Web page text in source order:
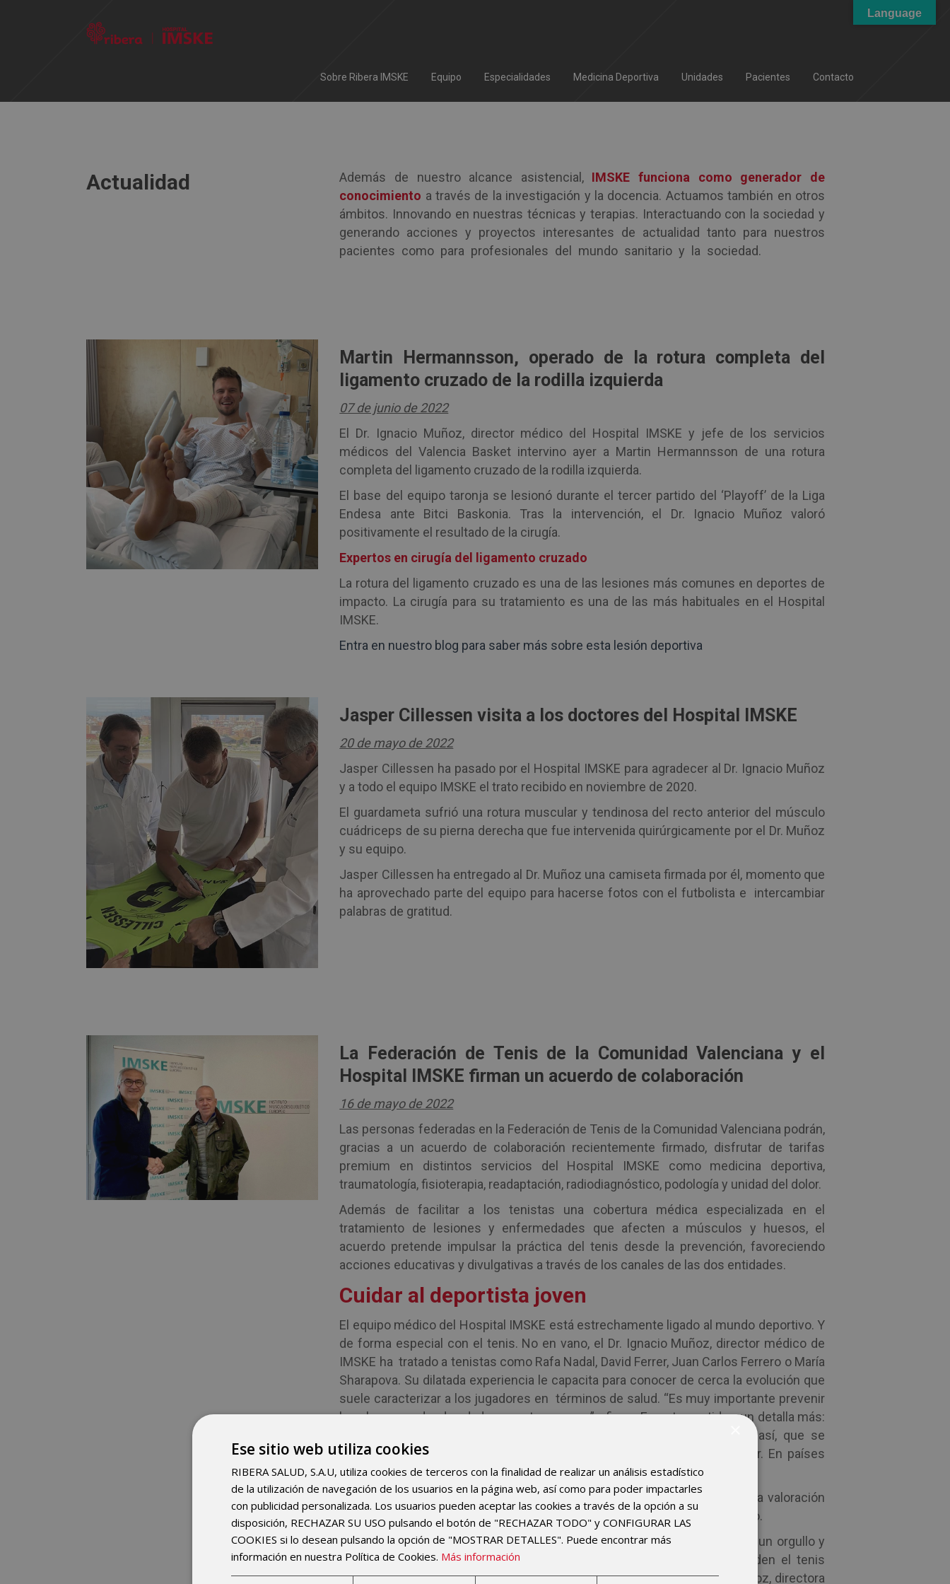
Sobre Ribera IMSKE Equipo Especialidades Medicina Deportiva Unidades Pacientes Contacto
Actualidad Además de nuestro alcance asistencial, IMSKE funciona como generador de
conocimiento a través de la investigación y la docencia. Actuamos también en otros
ámbitos. Innovando en nuestras técnicas y terapias. Interactuando con la sociedad y
generando acciones y proyectos interesantes de actualidad tanto para nuestros
pacientes como para profesionales del mundo sanitario y la sociedad.
Martin Hermannsson, operado de la rotura completa del
ligamento cruzado de la rodilla izquierda
07 de junio de 2022
El Dr. Ignacio Muñoz, director médico del Hospital IMSKE y jefe de los servicios
médicos del Valencia Basket intervino ayer a Martin Hermannsson de una rotura
completa del ligamento cruzado de la rodilla izquierda.
El base del equipo taronja se lesionó durante el tercer partido del ‘Playoff’ de la Liga
Endesa ante Bitci Baskonia. Tras la intervención, el Dr. Ignacio Muñoz valoró
positivamente el resultado de la cirugía.
Expertos en cirugía del ligamento cruzado
La rotura del ligamento cruzado es una de las lesiones más comunes en deportes de
impacto. La cirugía para su tratamiento es una de las más habituales en el Hospital
IMSKE.
Entra en nuestro blog para saber más sobre esta lesión deportiva
Jasper Cillessen visita a los doctores del Hospital IMSKE
20 de mayo de 2022
Jasper Cillessen ha pasado por el Hospital IMSKE para agradecer al Dr. Ignacio Muñoz
y a todo el equipo IMSKE el trato recibido en noviembre de 2020.
El guardameta sufrió una rotura muscular y tendinosa del recto anterior del músculo
cuádriceps de su pierna derecha que fue intervenida quirúrgicamente por el Dr. Muñoz
y su equipo.
Jasper Cillessen ha entregado al Dr. Muñoz una camiseta firmada por él, momento que
ha aprovechado parte del equipo para hacerse fotos con el futbolista e intercambiar
palabras de gratitud.
La Federación de Tenis de la Comunidad Valenciana y el
Hospital IMSKE firman un acuerdo de colaboración
16 de mayo de 2022
Las personas federadas en la Federación de Tenis de la Comunidad Valenciana podrán,
gracias a un acuerdo de colaboración recientemente firmado, disfrutar de tarifas
premium en distintos servicios del Hospital IMSKE como medicina deportiva,
traumatología, fisioterapia, readaptación, radiodiagnóstico, podología y unidad del dolor.
Además de facilitar a los tenistas una cobertura médica especializada en el
tratamiento de lesiones y enfermedades que afecten a músculos y huesos, el
acuerdo pretende impulsar la práctica del tenis desde la prevención, favoreciendo
acciones educativas y divulgativas a través de los canales de las dos entidades.
Cuidar al deportista joven
El equipo médico del Hospital IMSKE está estrechamente ligado al mundo deportivo. Y
de forma especial con el tenis. No en vano, el Dr. Ignacio Muñoz, director médico de
IMSKE ha tratado a tenistas como Rafa Nadal, David Ferrer, Juan Carlos Ferrero o María
Sharapova. Su dilatada experiencia le capacita para conocer de cerca la evolución que
suele caracterizar a los jugadores en términos de salud. “Es muy importante prevenir
la sobrecarga desde edades muy tempranas”, afirma. En este sentido, aun detalla más:
“hay movimientos especialmente agresivos como el saque; tanto es así, que se
debería cuantificar el número de saques que los jugadores deben hacer. En países
como Estados Unidos se hace en algunos deportes como el baseball”.
En el Hospital IMSKE la atención especializada al deportista pasa por una valoración
global, tanto analítica como funcional. E incluso genética en caso necesario.
“El vínculo del equipo IMSKE con el tenis viene de lejos. Por ello, supone un orgullo y
una gran satisfacción colaborar con iniciativas que impulsen y consoliden el tenis
desde la vigilancia de la salud de los jugadores”, afirma la Dra. Isabel Muñoz, directora
Language
Ese sitio web utiliza cookies
RIBERA SALUD, S.A.U, utiliza cookies de terceros con la finalidad de realizar un análisis estadístico
de la utilización de navegación de los usuarios en la página web, así como para poder impactarles
con publicidad personalizada. Los usuarios pueden aceptar las cookies a través de la opción a su
disposición, RECHAZAR SU USO pulsando el botón de "RECHAZAR TODO" y CONFIGURAR LAS
COOKIES si lo desean pulsando la opción de "MOSTRAR DETALLES". Puede encontrar más
información en nuestra Política de Cookies. Más información